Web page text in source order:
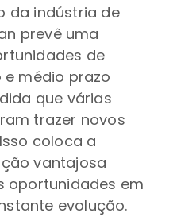
da indústria de
prevê uma
de
médio prazo
que várias
trazer novos
coloca a
vantajosa
oportunidades em
evolução.